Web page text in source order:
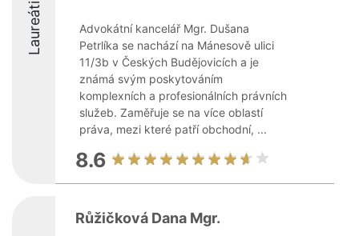
Laureáti
Advokátní kancelář Mgr. Dušana
Petrlíka se nachází na Mánesově ulici
11/3b v Českých Budějovicích a je
známá svým poskytováním
komplexních a profesionálních právních
služeb. Zaměřuje se na více oblastí
práva, mezi které patří obchodní, ...
8.6
Růžičková Dana Mgr.